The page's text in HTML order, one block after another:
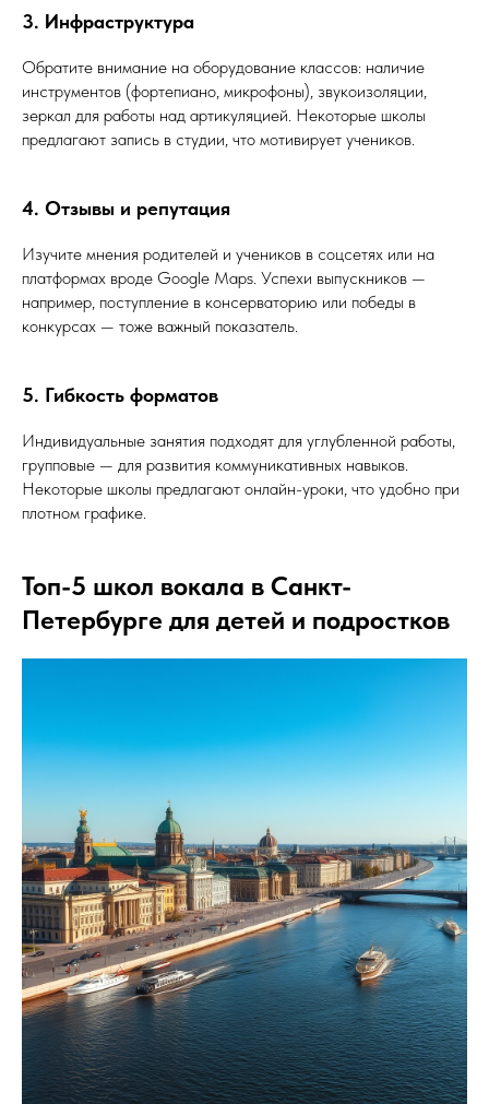
3. Инфраструктура
Обратите внимание на оборудование классов: наличие
инструментов (фортепиано, микрофоны), звукоизоляции,
зеркал для работы над артикуляцией. Некоторые школы
предлагают запись в студии, что мотивирует учеников.
4. Отзывы и репутация
Изучите мнения родителей и учеников в соцсетях или на
платформах вроде Google Maps. Успехи выпускников —
например, поступление в консерваторию или победы в
конкурсах — тоже важный показатель.
5. Гибкость форматов
Индивидуальные занятия подходят для углубленной работы,
групповые — для развития коммуникативных навыков.
Некоторые школы предлагают онлайн-уроки, что удобно при
плотном графике.
Топ-5 школ вокала в Санкт-
Петербурге для детей и подростков